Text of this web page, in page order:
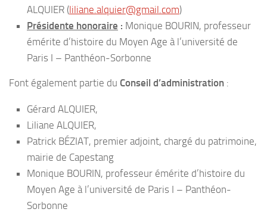
ALQUIER (liliane.alquier@gmail.com)
Présidente honoraire : Monique BOURIN, professeur
émérite d’histoire du Moyen Age à l’université de
Paris I – Panthéon-Sorbonne
Font également partie du Conseil d’administration :
Gérard ALQUIER,
Liliane ALQUIER,
Patrick BÉZIAT, premier adjoint, chargé du patrimoine,
mairie de Capestang
Monique BOURIN, professeur émérite d’histoire du
Moyen Age à l’université de Paris I – Panthéon-
Sorbonne